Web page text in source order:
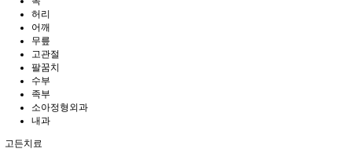
허리
어깨
무릎
고관절
팔꿈치
수부
족부
소아정형외과
내과
고든치료